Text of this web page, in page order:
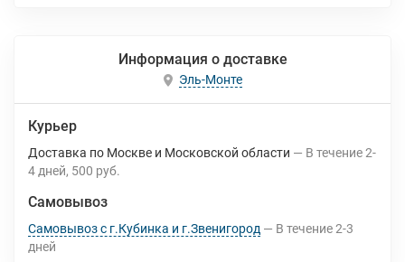
Информация о доставке
Эль-Монте
Курьер
Доставка по Москве и Московской области В течение2-
4 дней 500 руб.
Самовывоз
Самовывоз с г.Кубинка и г.Звенигород В течение2-3
дней